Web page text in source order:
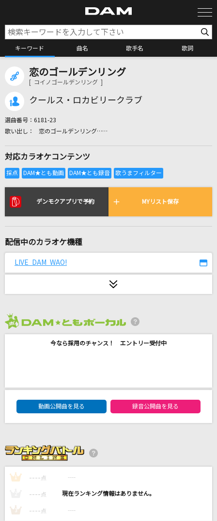
キーワード 曲名 歌手名 歌詞
カラオケ検索
全国りれき
リアルタイムで歌われている曲の一覧
Pangarap Ko Ang Ibigin Ka [パンガラップ コ
アン イビギン カ]
Regine Velasquez [レジン ヴェラスケス]
UNISON SQUARE GARDEN
[生音]オレンジ
Ado
KAWAII FESTIVAL
Story
星のかがやきよ
恋のゴールデンリング
[ コイノゴールデンリング ]
クールス・ロカビリークラブ
選曲番号： 6181-23
恋のゴールデンリング……
対応カラオケコンテンツ
デンモクアプリで予約 MYリスト保存
配信中のカラオケ機種
LIVE DAM WAO!
今なら採用のチャンス！ エントリー受付中
DAM★ともボーカルエントリーランキング
動画公開曲を見る
録音公開曲を見る
1 ---- 点 ----
---- 点 ----
3 ---- 点 ----